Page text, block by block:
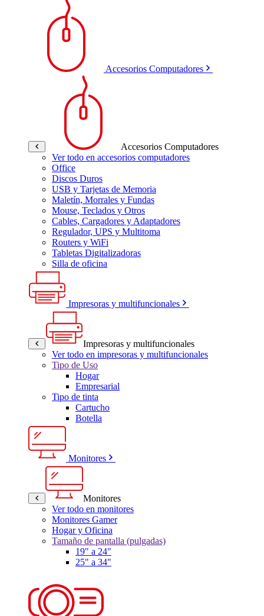
Accesorios Computadores
Accesorios Computadores
Ver todo en accesorios computadores
Office
Discos Duros
USB y Tarjetas de Memoria
Maletín, Morrales y Fundas
Mouse, Teclados y Otros
Cables, Cargadores y Adaptadores
Regulador, UPS y Multitoma
Routers y WiFi
Tabletas Digitalizadoras
Silla de oficina
Impresoras y multifuncionales
Impresoras y multifuncionales
Ver todo en impresoras y multifuncionales
Tipo de Uso
Hogar
Empresarial
Tipo de tinta
Cartucho
Botella
Monitores
Monitores
Ver todo en monitores
Monitores Gamer
Hogar y Oficina
Tamaño de pantalla (pulgadas)
19" a 24"
25" a 34"